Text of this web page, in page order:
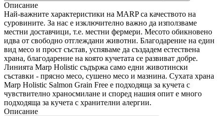
Описание
Най-важните характеристики на MARP са качеството на
суровините. За нас е изключително важно да използваме
местни доставчици, т.е. местни фермери. Месото обикновено
идва от свободно отглеждани животни. Благодарение на един
вид месо и прост състав, успяваме да създадем естествена
храна, благодарение на която кучетата се развиват добре.
Линията Marp Holistic съдържа само едни животински
съставки - прясно месо, сушено месо и мазнина. Сухата храна
Marp Holistic Salmon Grain Free е подходяща за кучета с
чувствително храносмилане и според нашия опит е много
подходяща за кучета с хранителни алергии.
Описание